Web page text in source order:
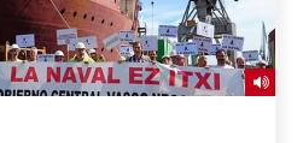
Plentziako Itsas Martxa ospatuko
07
TXIKIA: Hiragana akats